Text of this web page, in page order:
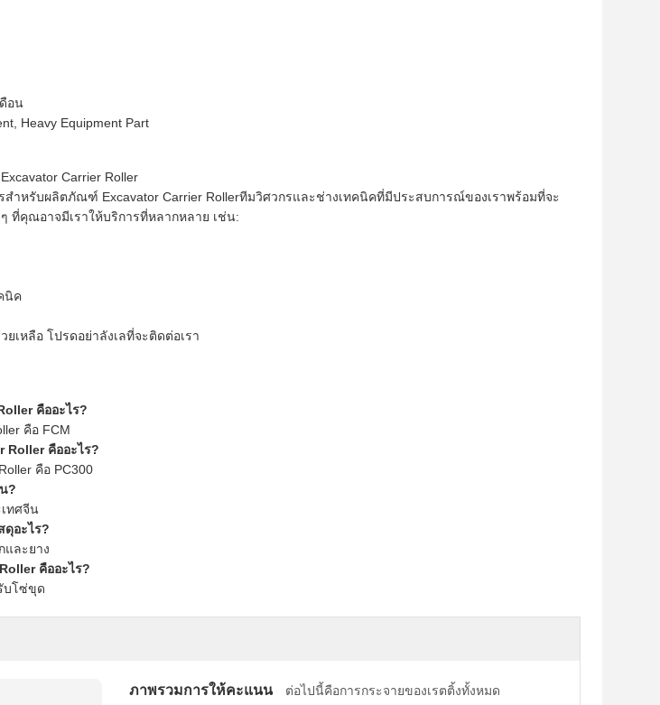
อน
Heavy Equipment Part
Carrier Roller
ำหรับผลิตภัณฑ์ Excavator Carrier Rollerทีมวิศวกรและช่างเทคนิคที่มีประสบการณ์ของเราพร้อมที่จะ
ที่คุณอาจมีเราให้บริการที่หลากหลาย เช่น:
นิค
เหลือ โปรดอย่าลังเลที่จะติดต่อเรา
คืออะไร?
คือ FCM
Roller คืออะไร?
คือ PC300
?
ทศจีน
ดุอะไร?
และยาง
คืออะไร?
บโซ่ขุด
ภาพรวมการให้คะแนน
ต่อไปนี้คือการกระจายของเรตติ้งทั้งหมด